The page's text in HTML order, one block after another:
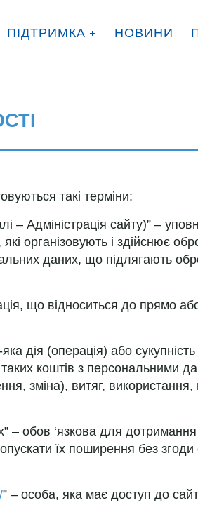
ПІДТРИМКА НОВИНИ
такі терміни:
Адміністрація сайту)” –
які організовують і здійснює
даних, що підлягають
що відноситься до прямо
дія (операція) або
таких коштів з персональними
зміна), витяг,
– обов ‘язкова для
їх поширення без згоди
” – особа, яка має доступ до